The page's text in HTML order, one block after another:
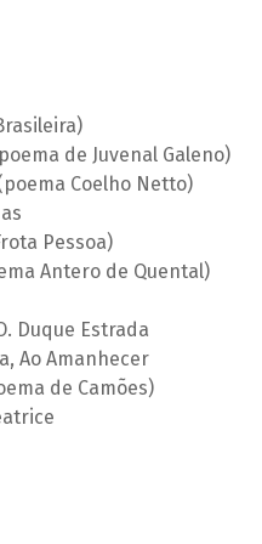
de Juvenal Galeno)
Coelho Netto)
Pessoa)
Antero de Quental)
Duque Estrada
Ao Amanhecer
de Camões)